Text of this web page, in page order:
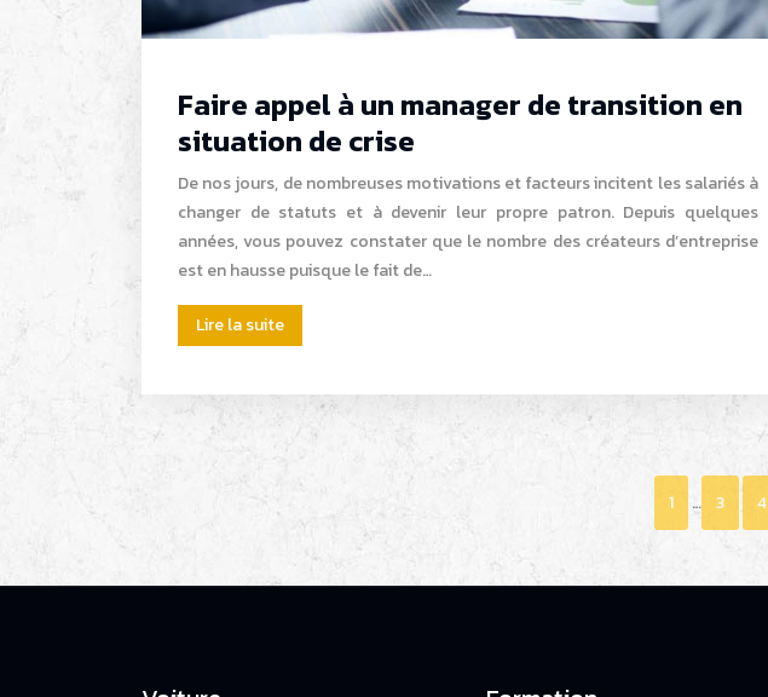
Faire appel à un manager de transition en
situation de crise
De nos jours, de nombreuses motivations et facteurs incitent les salariés à
changer de statuts et à devenir leur propre patron. Depuis quelques
années, vous pouvez constater que le nombre des créateurs d’entreprise
est en hausse puisque le fait de…
Lire la suite
1 … 3 4